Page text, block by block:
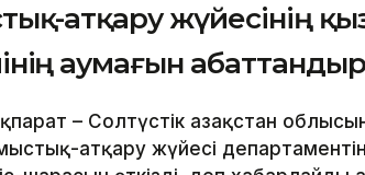
атқару жүйесінің
аумағын
– Солтүстік Қазақстан
атқару жүйесі